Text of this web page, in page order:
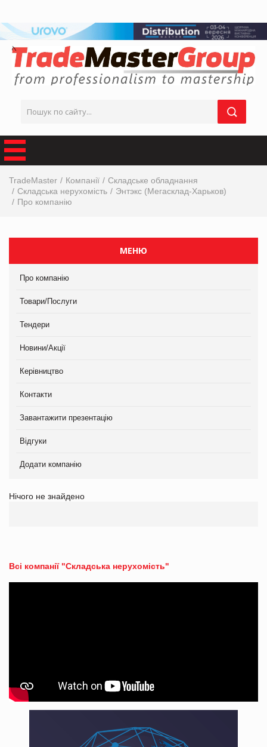
TradeMaster Компанії
Складське обладнання
Складська нерухомість
Энтэкс (Мегасклад-Харьков)
Про компанію
МЕНЮ
Про компанію
Товари/Послуги
Тендери
Новини/Акції
Керівництво
Контакти
Завантажити презентацію
Відгуки
Додати компанію
Нічого не знайдено
Всі компанії "Складська нерухомість"